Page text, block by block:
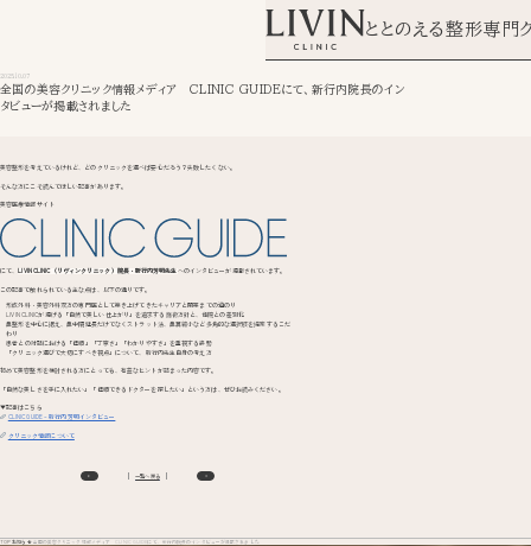
ととのえる整形専門
2025.10.07
全国の美容クリニック情報メディア CLINIC GUIDEにて、新行内院長のイン
タビューが掲載されました
美容整形を考えているけれど、どのクリニックを選べば安心だろう？失敗したくない。
そんな方にこそ読んでほしい記事があります。
美容医療情報サイト
にて、LIVIN CLINIC（リヴィンクリニック）院長・新行内芳明先生 へのインタビューが掲載されています。
この記事で触れられている主な点は、以下の通りです。
形成外科・美容外科双方の専門医として築き上げてきたキャリアと開業までの道のり
LIVIN CLINICが掲げる「自然で美しい仕上がり」を追求する施術方針と、他院との差別化
鼻整形を中心に据え、鼻中隔延長だけでなくストラット法、鼻翼縮小など多角的な選択肢を提案するこだ
わり
患者との対話における「信頼」「丁寧さ」「わかりやすさ」を重視する姿勢
「クリニック選びで大切にすべき視点」について、新行内先生自身の考え方
初めて美容整形を検討される方にとっても、有益なヒントが詰まった内容です。
「自然な美しさを手に入れたい」「信頼できるドクターを探したい」という方は、ぜひお読みください。
▼記事はこちら
CLINIC GUIDE – 新行内芳明インタビュー
クリニック情報について
一覧へ戻る
TOP お知らせ 全国の美容クリニック情報メディア CLINIC GUIDEにて、新行内院長のインタビューが掲載されました